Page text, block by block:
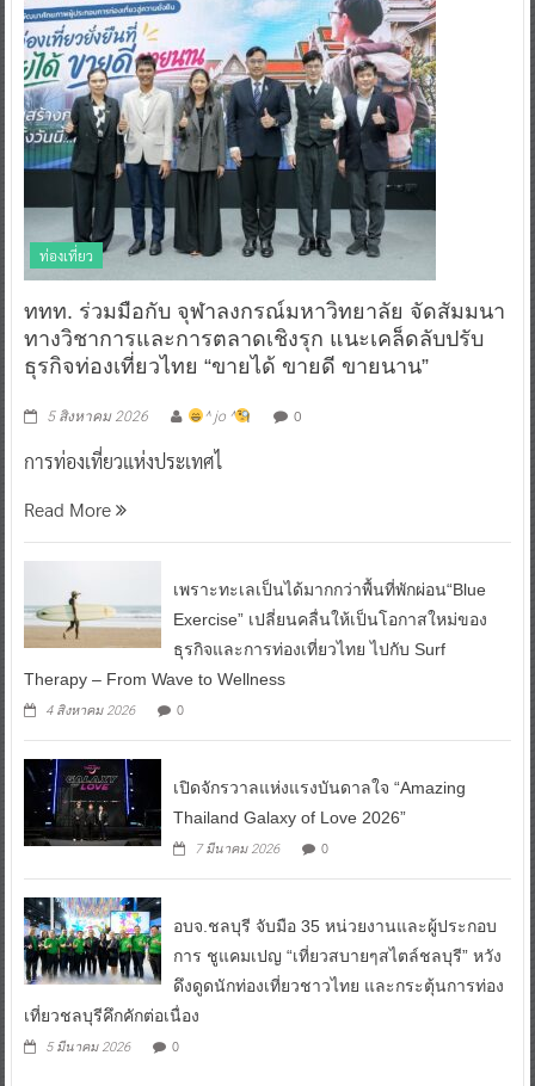
ท่องเที่ยว
ททท. ร่วมมือกับ จุฬาลงกรณ์มหาวิทยาลัย จัดสัมมนา
ทางวิชาการและการตลาดเชิงรุก แนะเคล็ดลับปรับ
ธุรกิจท่องเที่ยวไทย “ขายได้ ขายดี ขายนาน”
5 สิงหาคม 2026 ^ jo ^ 0
การท่องเที่ยวแห่งประเทศไ
Read More
เพราะทะเลเป็นได้มากกว่าพื้นที่พักผ่อน“Blue
Exercise” เปลี่ยนคลื่นให้เป็นโอกาสใหม่ของ
ธุรกิจและการท่องเที่ยวไทย ไปกับ Surf
Therapy – From Wave to Wellness
4 สิงหาคม 2026 0
เปิดจักรวาลแห่งแรงบันดาลใจ “Amazing
Thailand Galaxy of Love 2026”
7 มีนาคม 2026 0
อบจ.ชลบุรี จับมือ 35 หน่วยงานและผู้ประกอบ
การ ชูแคมเปญ “เที่ยวสบายๆสไตล์ชลบุรี” หวัง
ดึงดูดนักท่องเที่ยวชาวไทย และกระตุ้นการท่อง
เที่ยวชลบุรีคึกคักต่อเนื่อง
5 มีนาคม 2026 0